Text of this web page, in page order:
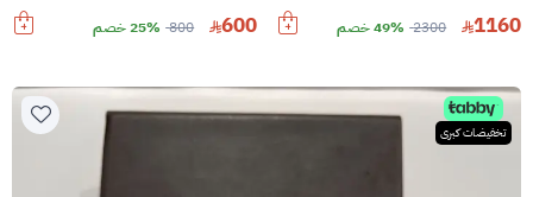
1160
2300 49% خصم 600
800 25% خصم
تخفيضات كبرى